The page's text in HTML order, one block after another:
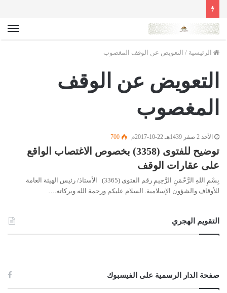
الرئيسية / التعويض عن الوقف المغصوب
التعويض عن الوقف
المغصوب
الأحد 2 صفر 1439هـ 22-10-2017م 700
توضيح للفتوى (3358) بخصوص الاغتصاب الواقع
على عقارات الوقف
بِسْمِ اللهِ الرَّحْمَنِ الرَّحِيمِ رقم الفتوى (3365) الأستاذ/ رئيس الهيئة العامة
للأوقاف والشؤون الإسلامية. السلام عليكم ورحمة الله وبركاته.…
التقويم الهجري
صفحة الدار الرسمية على الفيسبوك